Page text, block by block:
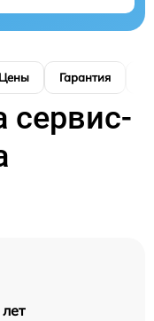
Цены Гарантия
сервис-